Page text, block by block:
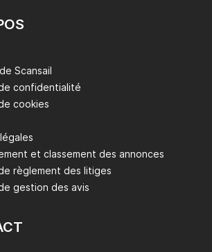
Scansail
confidentialité
cookies
et classement des annonces
règlement des litiges
gestion des avis